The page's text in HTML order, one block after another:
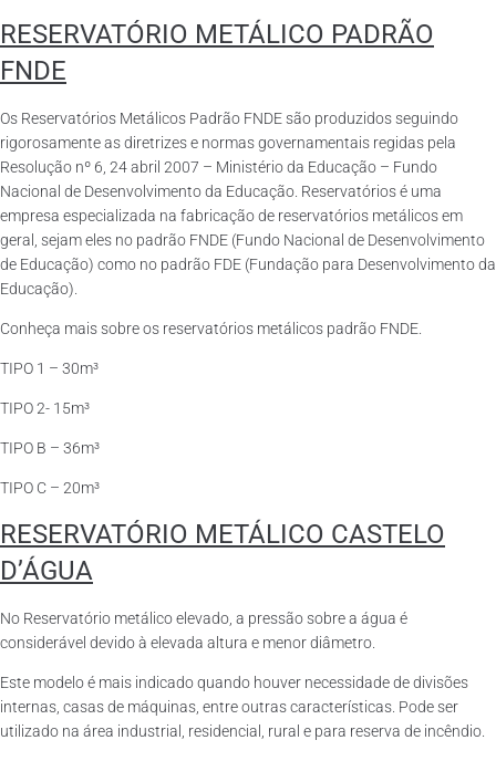
RESERVATÓRIO METÁLICO PADRÃO
FNDE
Os Reservatórios Metálicos Padrão FNDE são produzidos seguindo
rigorosamente as diretrizes e normas governamentais regidas pela
Resolução nº 6, 24 abril 2007 – Ministério da Educação – Fundo
Nacional de Desenvolvimento da Educação. Reservatórios é uma
empresa especializada na fabricação de reservatórios metálicos em
geral, sejam eles no padrão FNDE (Fundo Nacional de Desenvolvimento
de Educação) como no padrão FDE (Fundação para Desenvolvimento da
Educação).
Conheça mais sobre os reservatórios metálicos padrão FNDE.
TIPO 1 – 30m³
TIPO 2- 15m³
TIPO B – 36m³
TIPO C – 20m³
RESERVATÓRIO METÁLICO CASTELO
D’ÁGUA
No Reservatório metálico elevado, a pressão sobre a água é
considerável devido à elevada altura e menor diâmetro.
Este modelo é mais indicado quando houver necessidade de divisões
internas, casas de máquinas, entre outras características. Pode ser
utilizado na área industrial, residencial, rural e para reserva de incêndio.